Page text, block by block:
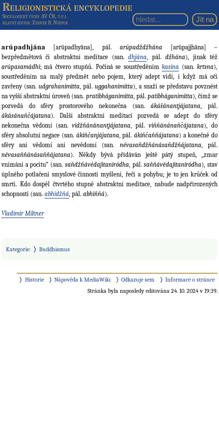
Religionistická encyklopedie
Sociologický ústav AV ČR, v.v.i.
hlavní editor: Zdeněk R. Nešpor
arúpadhjána [arūpadhyāna], pál.arúpadždžhána [arūpajjhāna] –
bezpředmětová či abstraktní meditace (san.dhjána, pál.džhána), jinak též
arúpasamádhi; má čtvero stupňů. Počíná se soustředěnímkasina (san.krtsna),
soustředěním na malý předmět nebo pojem, který adept vidí, i když má oči
zavřeny (san. udgrahanimitta, pál. uggahanimitta), a snaží se představu povznést
na vyšší abstraktní úroveň (san. pratibháganimitta, pál. patibháganimitta), čímž se
pozvedá do sféry prostorového nekonečna (san.ákášánantjájatana, pál.
ákásánaňčájatana). Další abstraktní meditací pozvedá se adept do sféry
nekonečna vědomí (san. vidžňánánantjájatana, pál. viňňánánaňčájatana), do
sféry absolutní negace (san. ákiňčanjájatana, pál.ákiňčaňňájatana) a konečně do
sféry ani vědomí ani nevědomí (san. névasaňdžňánásaňdžňájatana, pál.
névasaňňánásaňňájatana). Někdy bývá přidáván ještě pátý stupeň, „zmar
vnímání a pocitu“ (san. saňdžňávédajitaniródha, pál.saňňávédajitaniródha), stav
úplného potlačení smyslové činnosti myšlení, řeči a pohybu; je to jen krůček od
smrti. Kdo dospěl čtvrtého stupně abstraktní meditace, nabude nadpřirozených
schopností (san. abhidžňá, pál. abhiňňá).
Vladimír Miltner
Kategorie: Buddhismus
Historie Nápověda k MediaWiki Odkazuje sem
Informace o stránce
Stránka byla naposledy editována 24. 10. 2024 v 19:39.